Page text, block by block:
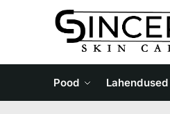
Pood Lahendused